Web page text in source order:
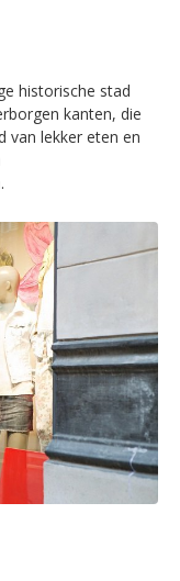
historische stad
kanten, die
van lekker eten en